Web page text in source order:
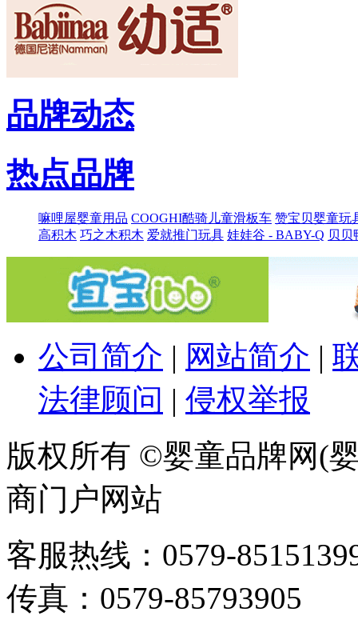
品牌动态
热点品牌
嘛哩屋婴童用品 COOGHI酷骑儿童滑板车 赞宝贝婴童玩
高积木 巧之木积木 爱就推门玩具 娃娃谷 - BABY-Q 贝贝
公司简介 | 网站简介 |
法律顾问 | 侵权举报
版权所有 ©婴童品牌网(
商门户网站
客服热线：0579-
传真：0579-85793905